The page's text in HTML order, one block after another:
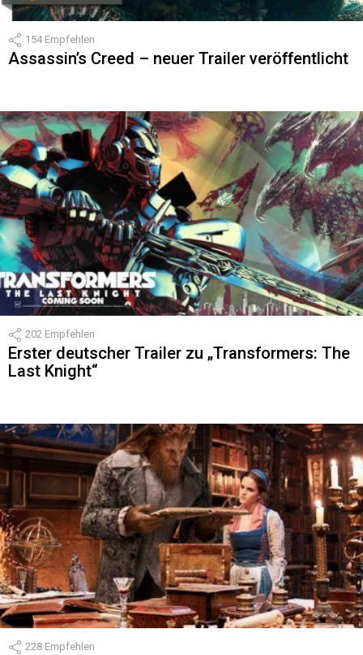
154Empfehlen
Assassin’s Creed – neuer Trailer veröffentlicht
202 Empfehlen
Erster deutscher Trailer zu „Transformers: The
Last Knight“
228 Empfehlen